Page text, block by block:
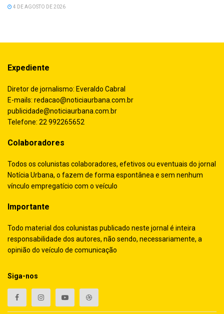
4 DE AGOSTO DE 2026
Expediente
Diretor de jornalismo: Everaldo Cabral
E-mails: redacao@noticiaurbana.com.br
publicidade@noticiaurbana.com.br
Telefone: 22 992265652
Colaboradores
Todos os colunistas colaboradores, efetivos ou eventuais do jornal
Notícia Urbana, o fazem de forma espontânea e sem nenhum
vínculo empregatício com o veículo
Importante
Todo material dos colunistas publicado neste jornal é inteira
responsabilidade dos autores, não sendo, necessariamente, a
opinião do veículo de comunicação
Siga-nos